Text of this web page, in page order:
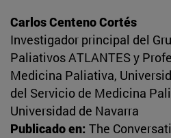
Carlos Centeno Cortés
Investigador principal del
Paliativos ATLANTES y
Medicina Paliativa,
del Servicio de Medicina
Universidad de Navarra
Publicado en: The